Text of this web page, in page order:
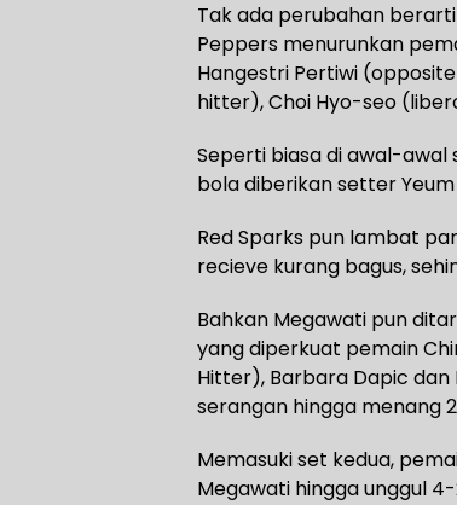
Tak ada perubahan
Peppers menurunkan
Hangestri Pertiwi
hitter), Choi Hyo-seo
Seperti biasa di awal-awal
bola diberikan setter
Red Sparks pun lambat
recieve kurang bagus,
Bahkan Megawati pun
yang diperkuat pemain
Hitter), Barbara Dapic
serangan hingga menang
Memasuki set kedua,
Megawati hingga unggul 4-